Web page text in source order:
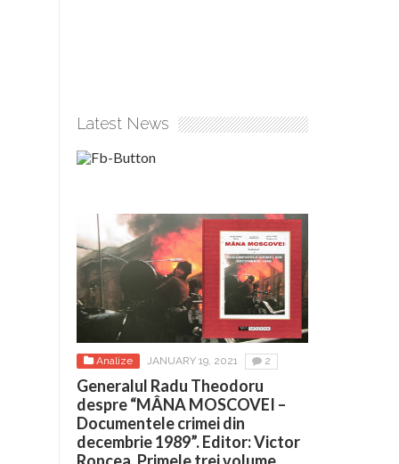
Latest News
Analize JANUARY 19, 2021 2
Generalul Radu Theodoru
despre “MÂNA MOSCOVEI –
Documentele crimei din
decembrie 1989”. Editor: Victor